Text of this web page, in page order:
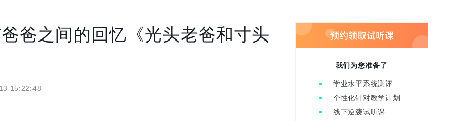
爸之间的回忆《光头老爸和寸头
15:22:48
我们为您准备了
学业水平系统测评
个性化针对教学计划
线下逆袭试听课